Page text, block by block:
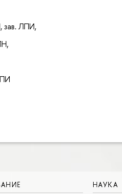
зав. ЛПИ,
НАУКА